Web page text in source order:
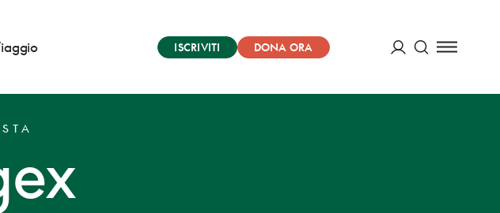
ISCRIVITI
DONA ORA